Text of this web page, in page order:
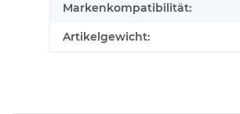
Markenkompatibilität:
Artikelgewicht: